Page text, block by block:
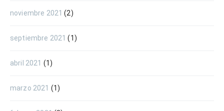
noviembre 2021 (2)
septiembre 2021 (1)
abril 2021 (1)
marzo 2021 (1)